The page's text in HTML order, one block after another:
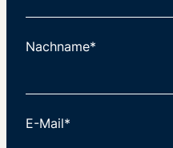
Nachname*
E-Mail*